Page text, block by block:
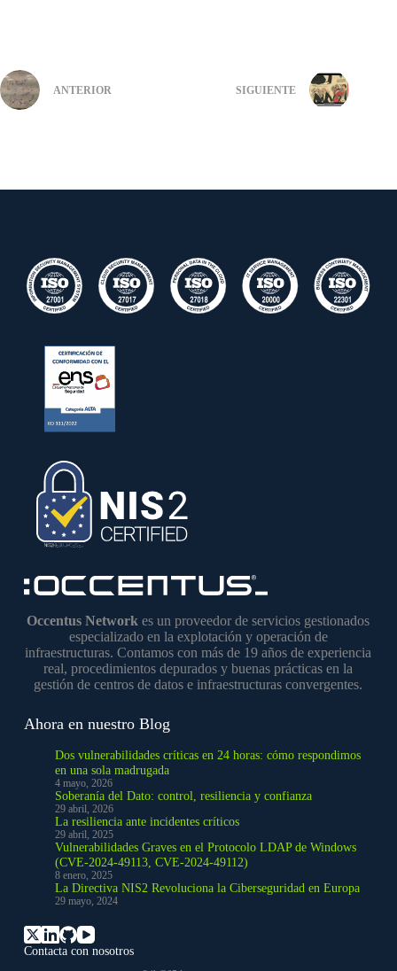
ANTERIOR SIGUIENTE
Occentus Network es un proveedor de servicios gestionados
especializado en la explotación y operación de
infraestructuras. Contamos con más de 19 años de experiencia
real, procedimientos depurados y buenas prácticas en la
gestión de centros de datos e infraestructuras convergentes.
Contacta con nosotros
Ahora en nuestro Blog
Dos vulnerabilidades críticas en 24 horas: cómo respondimos
en una sola madrugada
4 mayo, 2026
Soberanía del Dato: control, resiliencia y confianza
29 abril, 2026
La resiliencia ante incidentes críticos
29 abril, 2025
Vulnerabilidades Graves en el Protocolo LDAP de Windows
(CVE-2024-49113, CVE-2024-49112)
8 enero, 2025
La Directiva NIS2 Revoluciona la Ciberseguridad en Europa
29 mayo, 2024